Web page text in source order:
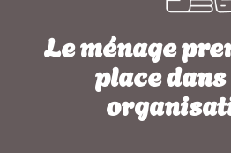
Le ménage
place